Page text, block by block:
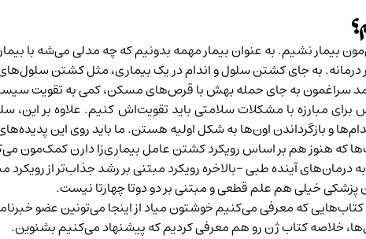
بیمار نشیم. به عنوان بیمار مهمه بدونیم که چه مدلی می‌شه با
به جای کشتن سلول و اندام در یک بیماری، مثل کشتن سلول‌های
سراغمون به جای حمله بهش با قرص‌های مسکن، کمی به تقویت
مبارزه با مشکلات سلامتی باید تقویت‌اش کنیم. علاوه بر این،
و بازگرداندن اون‌ها به شکل اولیه هستن. ما باید روی این
که هنوز هم بر اساس رویکرد کشتن عامل بیماری‌زا دارن کمک‌مون
درمان‌های آینده طبی –بالاخره رویکرد مبتنی بر رشد جذاب‌تر از رویکرد
پزشکی خیلی هم علم قطعی و مبتنی بر دو دو‌تا چهار‌تا نیست.
کتاب‌هایی که معرفی می‌کنیم خوشتون میاد از اینجا می‌تونین عضو
،خلاصه کتاب ژنرو هم معرفی کردیم که پیشنهاد می‌کنیم بشنوین.